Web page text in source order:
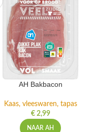
AH Bakbacon
Kaas, vleeswaren, tapas
€2,99
NAAR AH